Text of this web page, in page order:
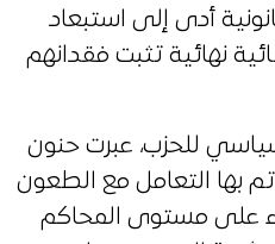
أدى إلى استبعاد
نهائية تثبت فقدانهم
للحزب، عبرت حنون
بها التعامل مع الطعون
على مستوى المحاكم